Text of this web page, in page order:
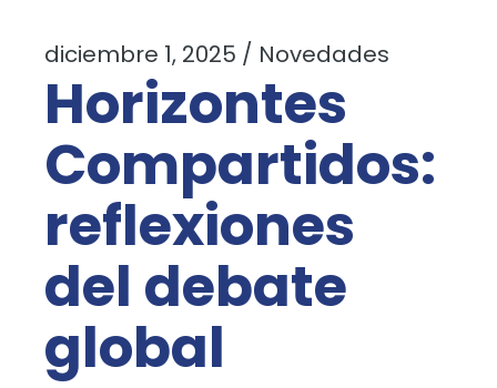
diciembre 1, 2025 Novedades
Horizontes
Compartidos:
reflexiones
del debate
global